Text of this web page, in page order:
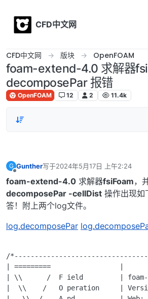
CFD中文网
CFD中文网 版块 OpenFOAM
foam-extend-4.0 求解器
decomposePar 报错
OpenFOAM 12 2 11.4k
G Gunther写于2024年5月17日 上午2:24
最后由 编辑
foam-extend-4.0 求解器fsiFoam，
decomposePar -cellDist 操作出现如
答！附上两个log文件。
log.decomposePar
/
| =========
| \\      /  F ield         | foam-
|  \\    /   O peration     |